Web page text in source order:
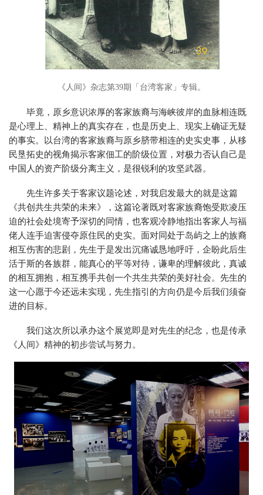
《人间》杂志第39期「台湾客家」专辑。
毕竟，原乡意识浓厚的客家族裔与海峡彼岸的血脉相连既
是心理上、精神上的真实存在，也是历史上、现实上确证无疑
的事实。以台湾的客家族裔与原乡脐带相连的史实史事，从移
民垦拓史的视角揭示客家佃工的阶级位置，对极力否认自己是
中国人的资产阶级分离主义，是很锐利的攻坚武器。
先生许多关于客家议题论述，对我启发最大的就是这篇
《共创共生共荣的未来》，这篇论著既对客家族裔饱受欺凌压
迫的社会处境寄予深切的同情，也客观冷静地指出客家人与福
佬人连手迫害侵夺原住民的史实。面对同处于岛屿之上的族裔
相互伤害的悲剧，先生于是发出沉痛诚恳地呼吁，企盼此后生
活于斯的各族群，能真心的平等对待，谦卑的理解彼此，真诚
的相互拥抱，相互携手共创一个共生共荣的美好社会。先生的
这一心愿于今还远未实现，先生指引的方向仍是今后我们须奋
进的目标。
我们这次所以承办这个展览即是对先生的纪念，也是传承
《人间》精神的初步尝试与努力。